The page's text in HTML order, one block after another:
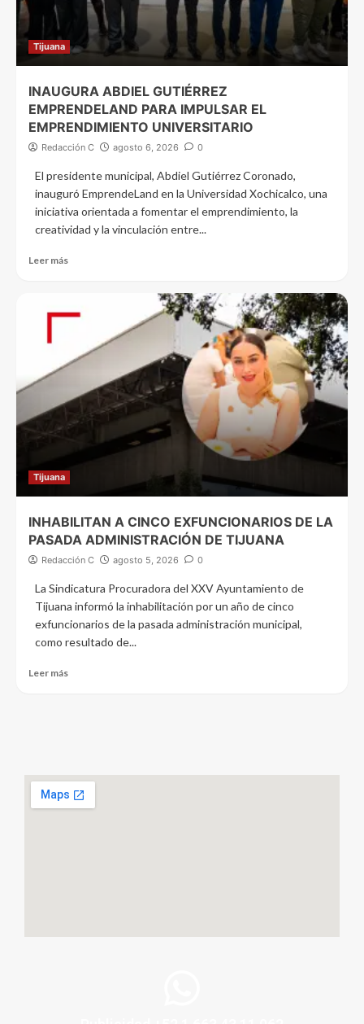
Tijuana
INAUGURA ABDIEL GUTIÉRREZ
EMPRENDELAND PARA IMPULSAR EL
EMPRENDIMIENTO UNIVERSITARIO
Redacción C agosto 6, 2026 0
El presidente municipal, Abdiel Gutiérrez Coronado,
inauguró EmprendeLand en la Universidad Xochicalco, una
iniciativa orientada a fomentar el emprendimiento, la
creatividad y la vinculación entre...
Leer más
Tijuana
INHABILITAN A CINCO EXFUNCIONARIOS DE LA
PASADA ADMINISTRACIÓN DE TIJUANA
Redacción C agosto 5, 2026 0
La Sindicatura Procuradora del XXV Ayuntamiento de
Tijuana informó la inhabilitación por un año de cinco
exfuncionarios de la pasada administración municipal,
como resultado de...
Leer más